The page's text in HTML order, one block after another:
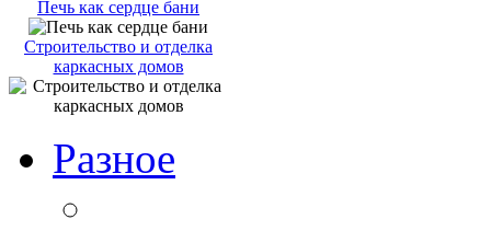
Печь как сердце бани
Строительство и отделка
каркасных домов
Разное